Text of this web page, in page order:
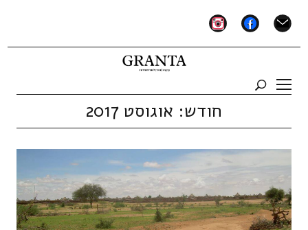
mail
facebook
instagram
חודש: אוגוסט 2017